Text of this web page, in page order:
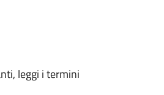
leggi i termini